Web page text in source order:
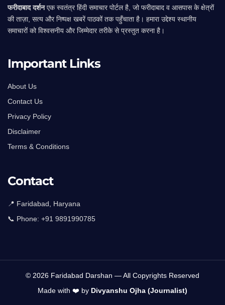
फरीदाबाद दर्शनएक स्वतंत्र हिंदी समाचार पोर्टल है, जो फरीदाबाद व आसपास के क्षेत्रों
की ताज़ा, सत्य और निष्पक्ष खबरें पाठकों तक पहुँचाता है। हमारा उद्देश्य स्थानीय
समाचारों को विश्वसनीय और जिम्मेदार तरीके से प्रस्तुत करना है।
Important Links
About Us
Contact Us
Privacy Policy
Disclaimer
Terms & Conditions
Contact
📍 Faridabad, Haryana
📞 Phone: +91 9891990785
© 2026 Faridabad Darshan — All Copyrights Reserved
Made with ❤️ by Divyanshu Ojha (Journalist)